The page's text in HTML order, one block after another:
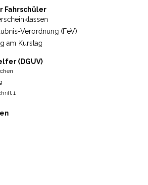
Fahrschüler
Verordnung (FeV)
am Kurstag
(DGUV)
1